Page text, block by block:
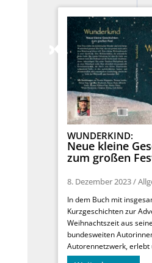
WUNDERKIND:
Neue kleine
zum großen
8. Dezember 2023/
In dem Buch mit
Kurzgeschichten zur
Weihnachtszeit aus
bundesweiten
Autorennetzwerk, erlebt